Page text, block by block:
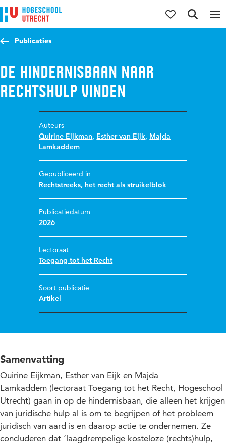
Direct naar de inhoud
Direct naar de hoofdnavigatie
Direct naar de zoekfunctie
Publicaties
De hindernisbaan naar
rechtshulp vinden
Auteurs
Quirine Eijkman, Esther van Eijk, Majda
Lamkaddem
Gepubliceerd in
Rechtstreeks, het recht als struikelblok
Publicatiedatum
2026
Lectoraat
Toegang tot het Recht
Soort publicatie
Artikel
Samenvatting
Quirine Eijkman, Esther van Eijk en Majda
Lamkaddem (lectoraat Toegang tot het Recht, Hogeschool
Utrecht) gaan in op de hindernisbaan, die alleen het krijgen
van juridische hulp al is om te begrijpen of het probleem
juridisch van aard is en daarop actie te ondernemen. Ze
concluderen dat ‘laagdrempelige kosteloze (rechts)hulp,